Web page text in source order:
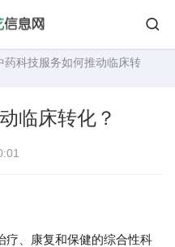
药科技服务如何推动临床转
临床转化？
、康复和保健的综合性科